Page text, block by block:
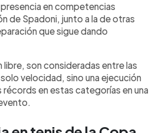
en competencias
de Spadoni, junto a la de otras
que sigue dando
son consideradas entre las
velocidad, sino una ejecución
en estas categorías en una